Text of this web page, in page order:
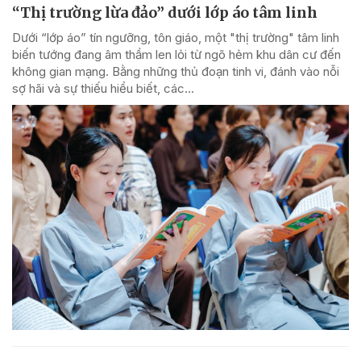
“Thị trường lừa đảo” dưới lớp áo tâm linh
Dưới “lớp áo” tín ngưỡng, tôn giáo, một "thị trường" tâm linh
biến tướng đang âm thầm len lỏi từ ngõ hẻm khu dân cư đến
không gian mạng. Bằng những thủ đoạn tinh vi, đánh vào nỗi
sợ hãi và sự thiếu hiểu biết, các...